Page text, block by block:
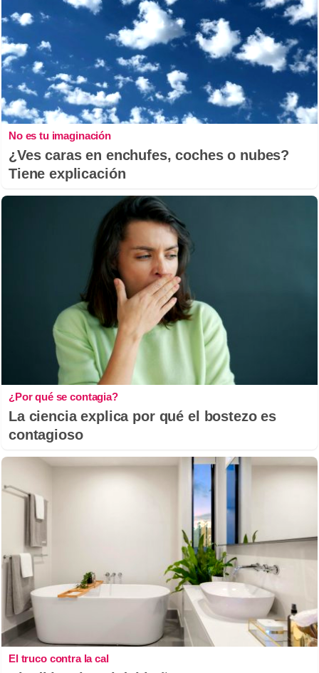
No es tu imaginación
¿Ves caras en enchufes, coches o nubes?
Tiene explicación
¿Por qué se contagia?
La ciencia explica por qué el bostezo es
contagioso
El truco contra la cal